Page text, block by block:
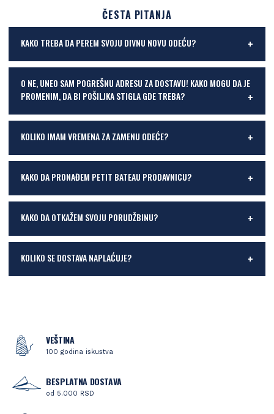
ČESTA PITANJA
KAKO TREBA DA PEREM SVOJU DIVNU NOVU ODEĆU?
O NE, UNEO SAM POGREŠNU ADRESU ZA DOSTAVU! KAKO MOGU DA JE
PROMENIM, DA BI POŠILJKA STIGLA GDE TREBA?
KOLIKO IMAM VREMENA ZA ZAMENU ODEĆE?
KAKO DA PRONAĐEM PETIT BATEAU PRODAVNICU?
KAKO DA OTKAŽEM SVOJU PORUDŽBINU?
KOLIKO SE DOSTAVA NAPLAĆUJE?
VEŠTINA
100 godina iskustva
BESPLATNA DOSTAVA
od 5.000 RSD